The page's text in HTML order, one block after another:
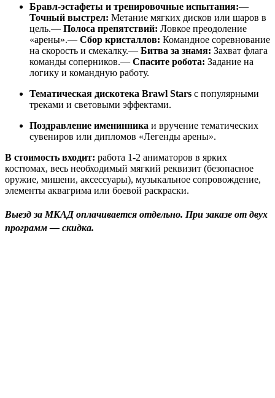
Бравл-эстафеты и тренировочные испытания:—
Точный выстрел: Метание мягких дисков или шаров в
цель.— Полоса препятствий: Ловкое преодоление
«арены».— Сбор кристаллов: Командное соревнование
на скорость и смекалку.— Битва за знамя: Захват флага
команды соперников.— Спасите робота: Задание на
логику и командную работу.
Тематическая дискотека Brawl Stars с популярными
треками и световыми эффектами.
Поздравление именинника и вручение тематических
сувениров или дипломов «Легенды арены».
В стоимость входит: работа 1-2 аниматоров в ярких
костюмах, весь необходимый мягкий реквизит (безопасное
оружие, мишени, аксессуары), музыкальное сопровождение,
элементы аквагрима или боевой раскраски.
Выезд за МКАД оплачивается отдельно. При заказе от двух
программ — скидка.